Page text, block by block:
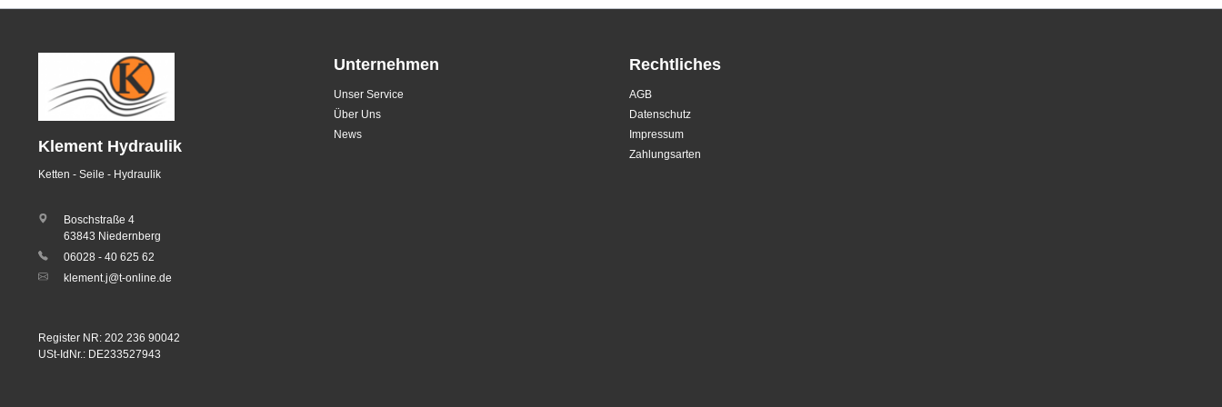
Klement Hydraulik
Ketten - Seile - Hydraulik
Boschstraße 4
63843 Niedernberg
06028 - 40 625 62
klement.j@t-online.de
Register NR: 202 236 90042
USt-IdNr.: DE233527943
Unternehmen
Unser Service
Über Uns
News
Rechtliches
AGB
Datenschutz
Impressum
Zahlungsarten